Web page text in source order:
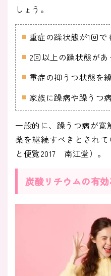
しょう。
重症の躁状態が1回で
2回以上の躁状態があ
重症の抑うつ状態を
家族に躁病や躁うつ
一般的に、躁うつ病が寛
薬を継続すべきとされ
と便覧2017 南江堂）。
炭酸リチウムの有